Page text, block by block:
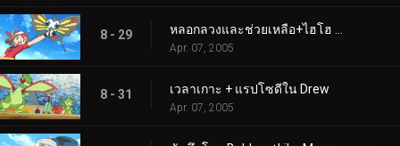
8 - 29
Apr. 07, 2005
8 - 31 เวลาเกาะ + แรปโซดีใน Drew
Apr. 07, 2005